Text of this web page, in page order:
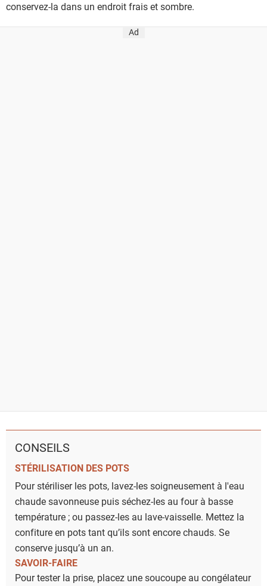
conservez-la dans un endroit frais et sombre.
Ad
CONSEILS
STÉRILISATION DES POTS
Pour stériliser les pots, lavez-les soigneusement à l'eau
chaude savonneuse puis séchez-les au four à basse
température ; ou passez-les au lave-vaisselle. Mettez la
confiture en pots tant qu’ils sont encore chauds. Se
conserve jusqu’à un an.
SAVOIR-FAIRE
Pour tester la prise, placez une soucoupe au congélateur